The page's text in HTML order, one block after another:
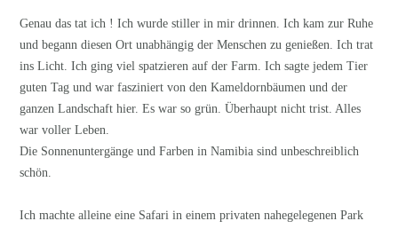
Genau das tat ich ! Ich wurde stiller in mir drinnen. Ich kam zur Ruhe
und begann diesen Ort unabhängig der Menschen zu genießen. Ich trat
ins Licht. Ich ging viel spatzieren auf der Farm. Ich sagte jedem Tier
guten Tag und war fasziniert von den Kameldornbäumen und der
ganzen Landschaft hier. Es war so grün. Überhaupt nicht trist. Alles
war voller Leben.
Die Sonnenuntergänge und Farben in Namibia sind unbeschreiblich
schön.
Ich machte alleine eine Safari in einem privaten nahegelegenen Park